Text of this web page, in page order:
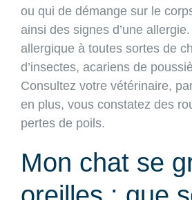
ou qui de démange sur le
ainsi des signes d’une
allergique à toutes sortes de
d’insectes, acariens de
Consultez votre vétérinaire,
en plus, vous constatez des
pertes de poils.
Mon chat se